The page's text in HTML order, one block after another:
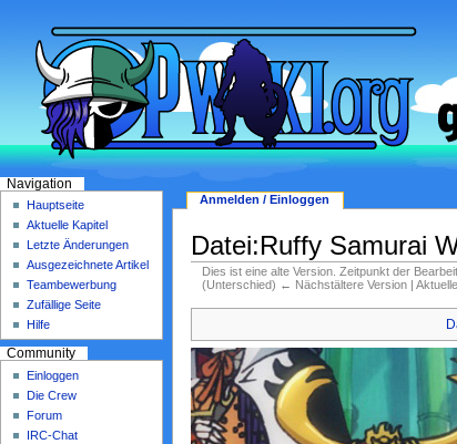
Datei:Ruffy Samurai
Dies ist eine alte Version. Zeitpunkt der
(Unterschied) ← Nächstältere Version |
Anmelden / Einloggen
Navigation
Hauptseite
Aktuelle Kapitel
Letzte Änderungen
Ausgezeichnete Artikel
Teambewerbung
Zufällige Seite
Hilfe
Community
Einloggen
Die Crew
Forum
IRC-Chat